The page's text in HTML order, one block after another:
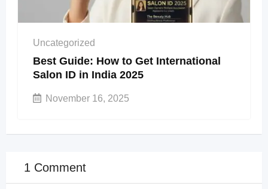
Uncategorized
Best Guide: How to Get International
Salon ID in India 2025
November 16, 2025
1 Comment